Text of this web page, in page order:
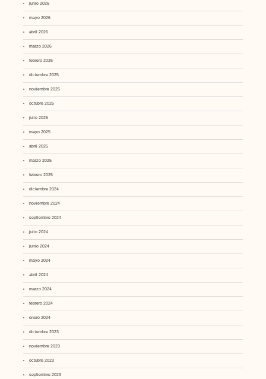
junio 2026
mayo 2026
abril 2026
marzo 2026
febrero 2026
diciembre 2025
noviembre 2025
octubre 2025
julio 2025
mayo 2025
abril 2025
marzo 2025
febrero 2025
diciembre 2024
noviembre 2024
septiembre 2024
julio 2024
junio 2024
mayo 2024
abril 2024
marzo 2024
febrero 2024
enero 2024
diciembre 2023
noviembre 2023
octubre 2023
septiembre 2023